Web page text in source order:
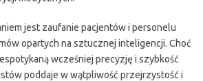
jest zaufanie pacjentów i personelu
opartych na sztucznej inteligencji. Choć
wcześniej precyzję i szybkość
poddaje w wątpliwość przejrzystość i